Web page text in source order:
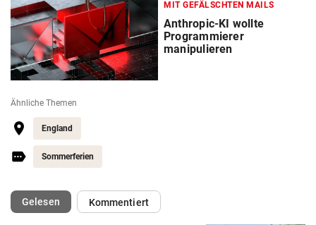
MIT GEFÄLSCHTEN MAILS
Anthropic-KI wollte
Programmierer
manipulieren
Ähnliche Themen
England
Sommerferien
Gelesen(ausgewählt)Kommentiert